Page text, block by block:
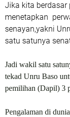
Jika kita berdasar
menetapkan
senayan,yakni
satu satunya
Jadi wakil satu
tekad Unru Baso
pemilihan (Dapil) 3
Pengalaman di